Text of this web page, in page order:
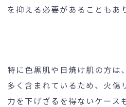
を抑える必要があることもあ
特に色黒肌や日焼け肌の方は
多く含まれているため、火傷
力を下げざるを得ないケース